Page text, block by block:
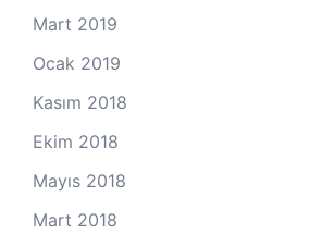
Mart 2019
Ocak 2019
Kasım 2018
Ekim 2018
Mayıs 2018
Mart 2018